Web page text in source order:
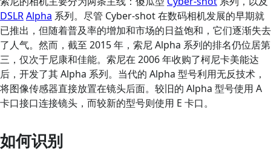
DSLRAlpha 系列。尽管 Cyber-shot 在数码相机发展的早期就
已推出，但随着普及率的增加和市场的日益饱和，它们逐渐失去
了人气。然而，截至 2015 年，索尼 Alpha 系列的排名仍位居第
三，仅次于尼康和佳能。索尼在 2006 年收购了柯尼卡美能达
后，开发了其 Alpha 系列。当代的 Alpha 型号利用无反技术，
将图像传感器直接放置在镜头后面。较旧的 Alpha 型号使用 A
卡口接口连接镜头，而较新的型号则使用 E 卡口。
如何识别